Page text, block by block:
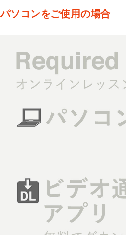
パソコンをご使用の場合